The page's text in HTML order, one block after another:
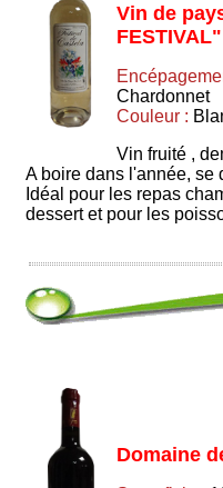
Vin de
FESTIVAL"
Chardonnet
Couleur :
Vin fruité ,
A boire dans l'année, se
Idéal pour les repas
dessert et pour les
Domaine